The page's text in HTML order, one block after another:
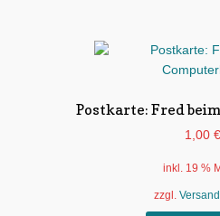
Postkarte: Fred
1,00 €
inkl. 19 %
zzgl.